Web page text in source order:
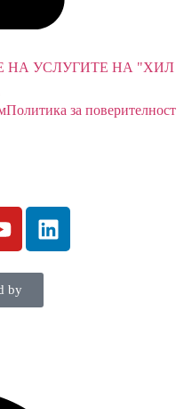
НА УСЛУГИТЕ НА "ХИЛ
Политика за поверителност
by